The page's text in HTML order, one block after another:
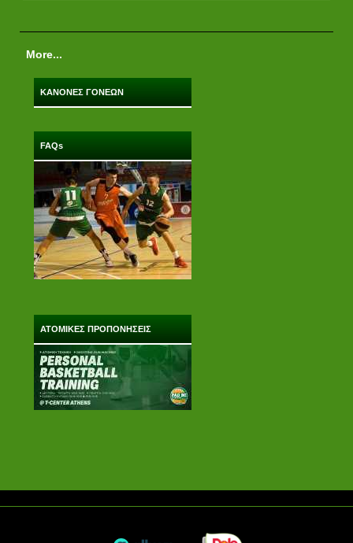
More...
ΚΑΝΟΝΕΣ ΓΟΝΕΩΝ
FAQs
ΑΤΟΜΙΚΕΣ ΠΡΟΠΟΝΗΣΕΙΣ